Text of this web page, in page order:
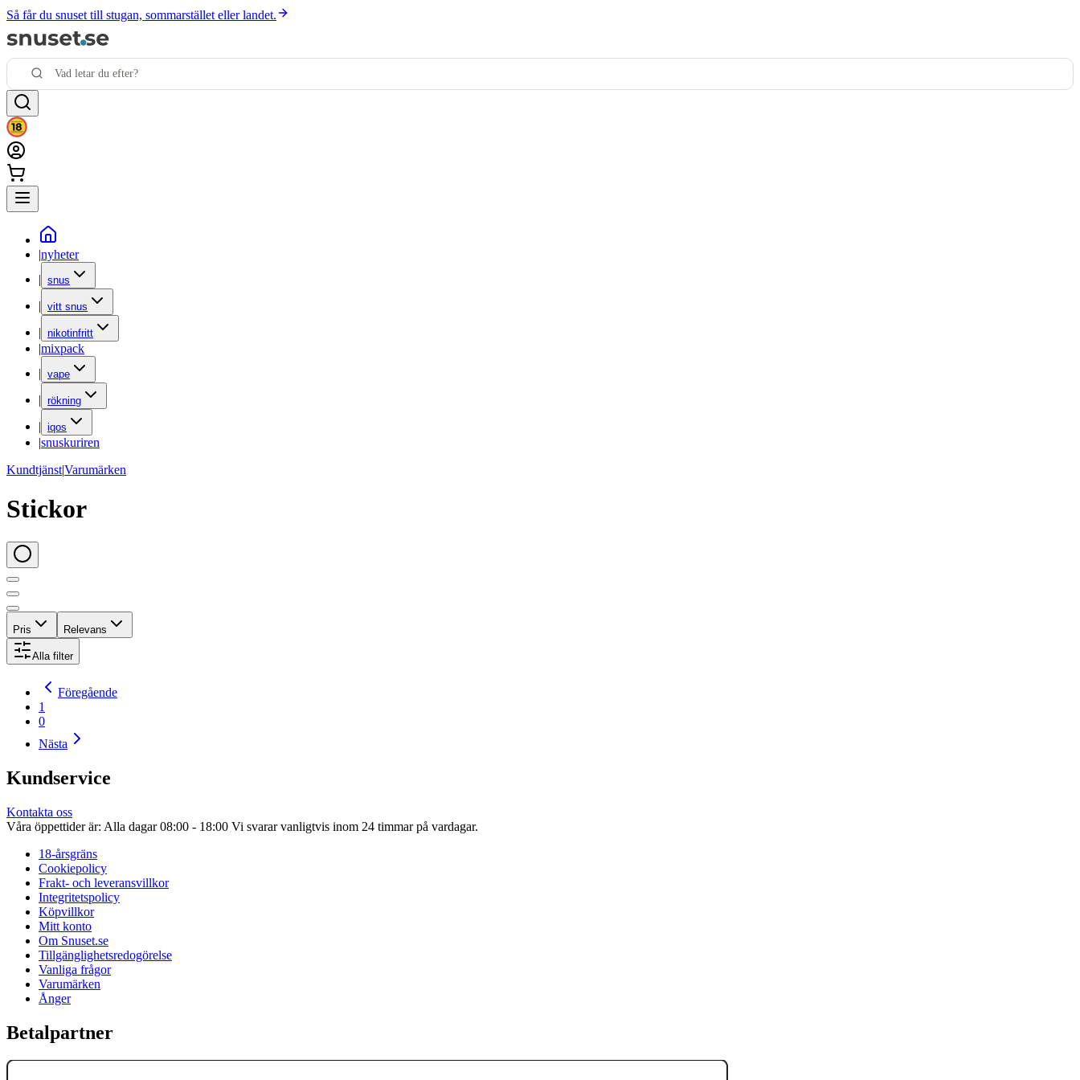
Så får du snuset till stugan, sommarstället eller landet.
|nyheter
| snus
| vitt snus
| nikotinfritt
|mixpack
| vape
| rökning
| iqos
|snuskuriren
Kundtjänst|Varumärken
Stickor
Pris Relevans
Alla filter
Föregående
1
0
Nästa
Kundservice
Kontakta oss
Våra öppettider är: Alla dagar 08:00 - 18:00 Vi svarar vanligtvis inom 24 timmar på vardagar.
18-årsgräns
Cookiepolicy
Frakt- och leveransvillkor
Integritetspolicy
Köpvillkor
Mitt konto
Om Snuset.se
Tillgänglighetsredogörelse
Vanliga frågor
Varumärken
Ånger
Betalpartner